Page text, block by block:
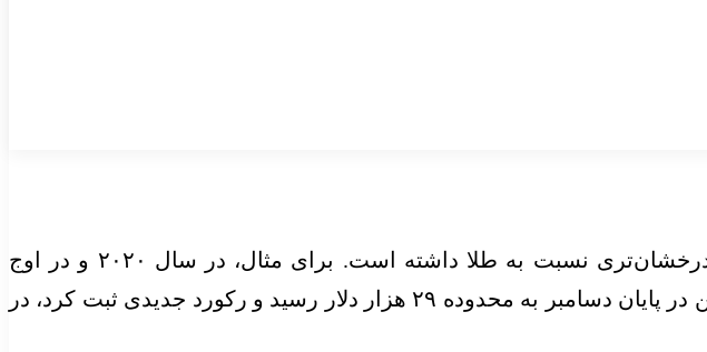
بررسی داده‌های تاریخی نشان می‌دهد که در دوره‌های انبساطی، بیت‌کوین عملکرد درخشان‌تری نسبت به طلا داشته است. برای مثال، در سال ۲۰۲۰ و در اوج
سیاست‌های حمایتی دولت‌ها به‌منظور مقابله با رکود ناشی از همه‌گیری کرونا، بیت‌کوین در پایان دسامبر به محدوده ۲۹ هزار دلار رسید و رکورد جدیدی ثبت کرد، در